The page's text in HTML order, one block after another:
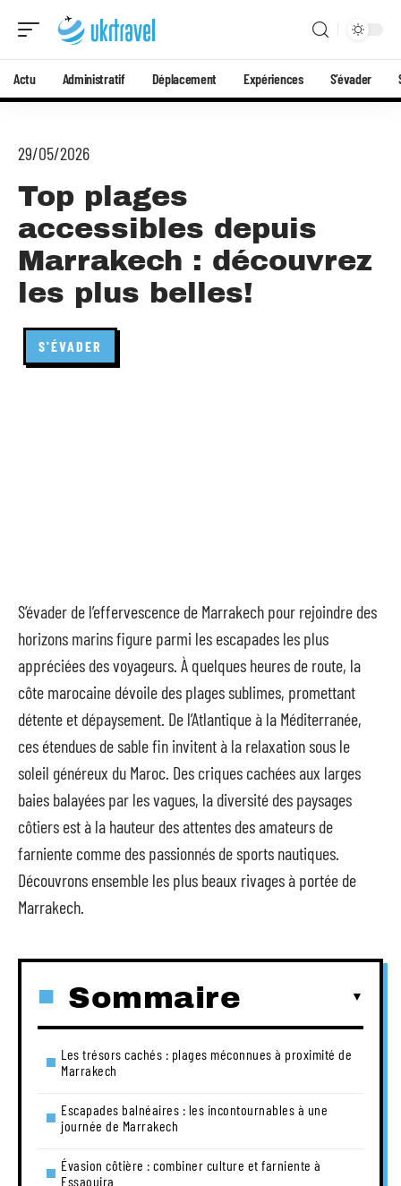
Actu Administratif Déplacement Expériences S’évader
29/05/2026
Top plages
accessibles depuis
Marrakech : découvrez
les plus belles!
S'ÉVADER
S’évader de l’effervescence de Marrakech pour rejoindre des
horizons marins figure parmi les escapades les plus
appréciées des voyageurs. À quelques heures de route, la
côte marocaine dévoile des plages sublimes, promettant
détente et dépaysement. De l’Atlantique à la Méditerranée,
ces étendues de sable fin invitent à la relaxation sous le
soleil généreux du Maroc. Des criques cachées aux larges
baies balayées par les vagues, la diversité des paysages
côtiers est à la hauteur des attentes des amateurs de
farniente comme des passionnés de sports nautiques.
Découvrons ensemble les plus beaux rivages à portée de
Marrakech.
Sommaire
Les trésors cachés : plages méconnues à proximité de
Marrakech
Escapades balnéaires : les incontournables à une
journée de Marrakech
Évasion côtière : combiner culture et farniente à
Essaouira